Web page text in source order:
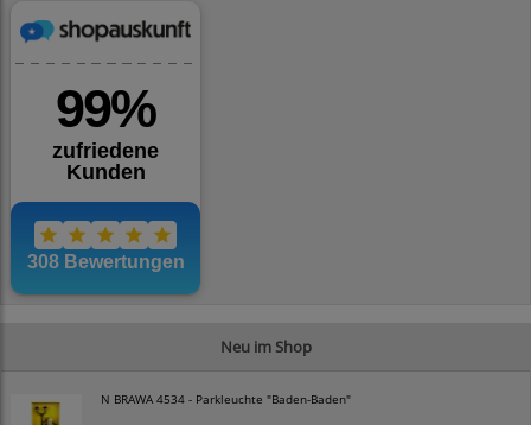
Neu im Shop
N BRAWA 4534 - Parkleuchte "Baden-Baden"